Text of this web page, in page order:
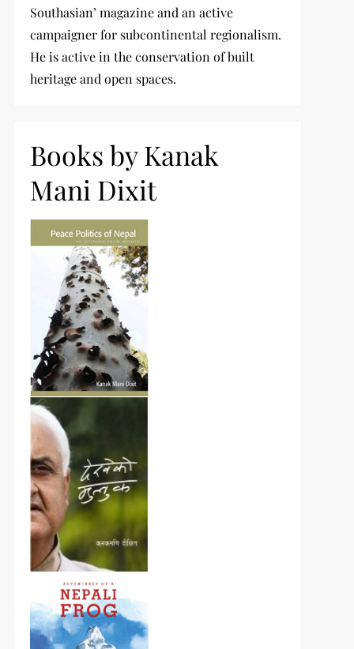
Southasian’ magazine and an active
campaigner for subcontinental regionalism.
He is active in the conservation of built
heritage and open spaces.
Books by Kanak
Mani Dixit